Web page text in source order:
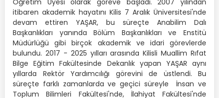
itibaren akademik hayatını Kilis 7 Aralık Üniversitesi'nde
devam ettiren YAŞAR, bu süreçte Anabilim Dalı
Başkanlıkları yanında Bölüm Başkanlıkları ve Enstitü
Müdürlüğü gibi birçok akademik ve idari görevlerde
bulundu. 2017 - 2025 yılları arasında Kilisli Muallim Rıfat
Bilge Eğitim Fakültesinde Dekanlık yapan YAŞAR aynı
yıllarda Rektör Yardımcılığı görevini de üstlendi. Bu
süreçte farklı zamanlarda ve geçici süreyle İnsan ve
Toplum Bilimleri Fakültesi'nde, İlahiyat Fakültesi'nde